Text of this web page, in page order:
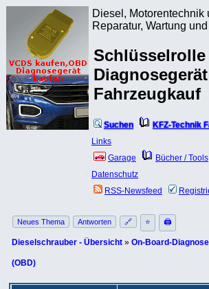
Diesel,
Reparatur, Wartung
Schlüsselrolle
Fahrzeugkauf
Suchen KFZ-Technik
Links
Garage
Bücher / Tools
Datenschutz
RSS-Newsfeed
Neues Thema Antworten 🔗 ⭐ 🖨
Dieselschrauber - Übersicht » On-Board-Diagnose
(OBD)